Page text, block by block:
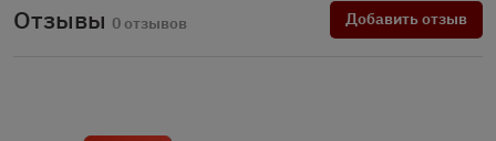
Отзывы 0 отзывов Добавить отзыв